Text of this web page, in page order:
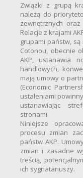
Związki z grupą
należą do
zewnętrznych
Relacje z krajami
grupami państw,
Cotonou, obecnie
AKP, ustanawia
handlowych,
mają umowy o
(Economic
ustaleniami
ustanawiając
stronami.
Niniejsze
procesu zmian
państw AKP.
zmian i zasadne
treścią,
ich sygnatariuszy.